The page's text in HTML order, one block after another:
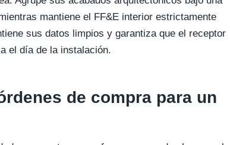
mantiene el FF&E interior estrictamente
sus datos limpios y garantiza que el receptor
el día de la instalación.
de compra para un